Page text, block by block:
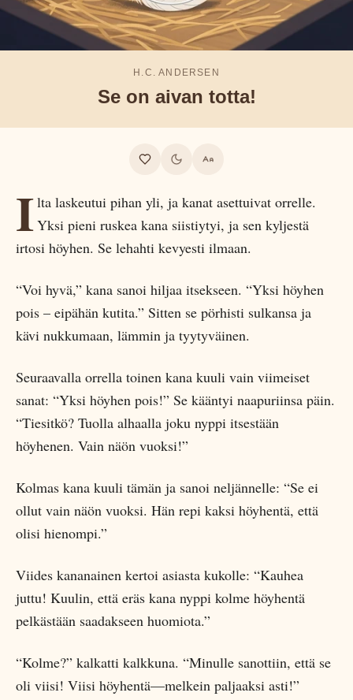
H.C. ANDERSEN
Se on aivan totta!
Ilta laskeutui pihan yli, ja kanat asettuivat orrelle.
Yksi pieni ruskea kana siistiytyi, ja sen kyljestä
irtosi höyhen. Se lehahti kevyesti ilmaan.
“Voi hyvä,” kana sanoi hiljaa itsekseen. “Yksi höyhen
pois – eipähän kutita.” Sitten se pörhisti sulkansa ja
kävi nukkumaan, lämmin ja tyytyväinen.
Seuraavalla orrella toinen kana kuuli vain viimeiset
sanat: “Yksi höyhen pois!” Se kääntyi naapuriinsa päin.
“Tiesitkö? Tuolla alhaalla joku nyppi itsestään
höyhenen. Vain näön vuoksi!”
Kolmas kana kuuli tämän ja sanoi neljännelle: “Se ei
ollut vain näön vuoksi. Hän repi kaksi höyhentä, että
olisi hienompi.”
Viides kananainen kertoi asiasta kukolle: “Kauhea
juttu! Kuulin, että eräs kana nyppi kolme höyhentä
pelkästään saadakseen huomiota.”
“Kolme?” kalkatti kalkkuna. “Minulle sanottiin, että se
oli viisi! Viisi höyhentä—melkein paljaaksi asti!”